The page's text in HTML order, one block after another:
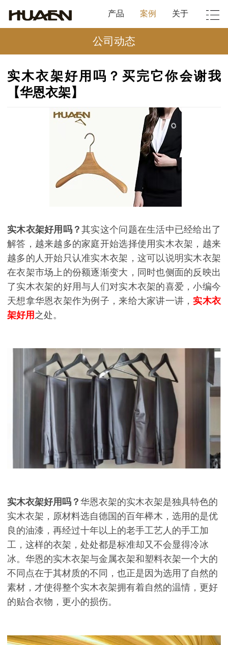
产品 案例 关于
公司动态
实木衣架好用吗？买完它你会谢我
【华恩衣架】
实木衣架好用吗？其实这个问题在生活中已经给出了
解答，越来越多的家庭开始选择使用实木衣架，越来
越多的人开始只认准实木衣架，这可以说明实木衣架
在衣架市场上的份额逐渐变大，同时也侧面的反映出
了实木衣架的好用与人们对实木衣架的喜爱，小编今
天想拿华恩衣架作为例子，来给大家讲一讲， 实木衣
架好用 之处。
实木衣架好用吗？ 华恩衣架的实木衣架是独具特色的
实木衣架，原材料选自德国的百年榉木，选用的是优
良的油漆，再经过十年以上的老手工艺人的手工加
工，这样的衣架，处处都是标准却又不会显得冷冰
冰。华恩的实木衣架与金属衣架和塑料衣架一个大的
不同点在于其材质的不同，也正是因为选用了自然的
素材，才使得整个实木衣架拥有着自然的温情，更好
的贴合衣物，更小的损伤。